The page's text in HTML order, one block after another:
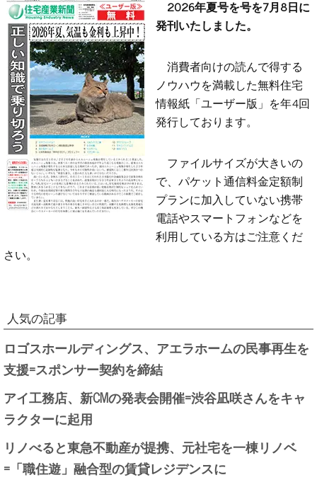
2026年夏号を号を7月8日に
発刊いたしました。
消費者向けの読んで得する
ノウハウを満載した無料住宅
情報紙「ユーザー版」を年4回
発行しております。
ファイルサイズが大きいの
で、パケット通信料金定額制
プランに加入していない携帯
電話やスマートフォンなどを
利用している方はご注意くだ
さい。
人気の記事
ロゴスホールディングス、アエラホームの民事再生を
支援=スポンサー契約を締結
アイ工務店、新CMの発表会開催=渋谷凪咲さんをキャ
ラクターに起用
リノべると東急不動産が提携、元社宅を一棟リノベ
=「職住遊」融合型の賃貸レジデンスに